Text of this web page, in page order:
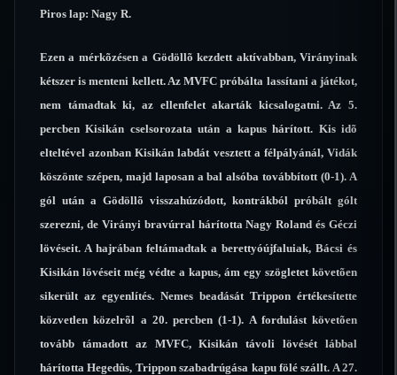
Piros lap: Nagy R.
Ezen a mérkõzésen a Gödöllõ kezdett aktívabban, Virányinak
kétszer is menteni kellett. Az MVFC próbálta lassítani a játékot,
nem támadtak ki, az ellenfelet akarták kicsalogatni. Az 5.
percben Kisikán cselsorozata után a kapus hárított. Kis idõ
elteltével azonban Kisikán labdát vesztett a félpályánál, Vidák
köszönte szépen, majd laposan a bal alsóba továbbított (0-1). A
gól után a Gödöllõ visszahúzódott, kontrákból próbált gólt
szerezni, de Virányi bravúrral hárította Nagy Roland és Géczi
lövéseit. A hajrában feltámadtak a berettyóújfaluiak, Bácsi és
Kisikán lövéseit még védte a kapus, ám egy szögletet követõen
sikerült az egyenlítés. Nemes beadását Trippon értékesítette
közvetlen közelrõl a 20. percben (1-1). A fordulást követõen
tovább támadott az MVFC, Kisikán távoli lövését lábbal
hárította Hegedûs, Trippon szabadrúgása kapu fölé szállt. A 27.